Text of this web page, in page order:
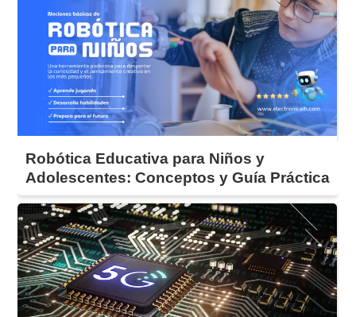
Robótica Educativa para Niños y
Adolescentes: Conceptos y Guía Práctica